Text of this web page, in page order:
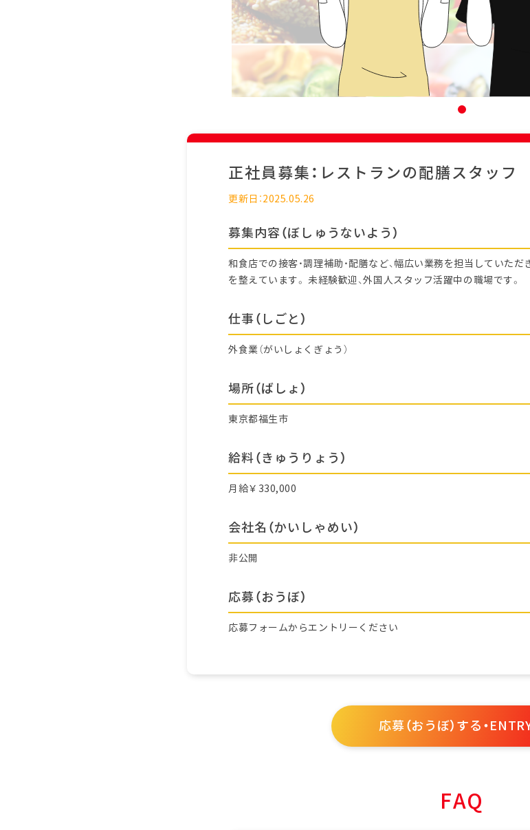
正社員募集：レストランの配膳スタッフ
更新日：2025.05.26
募集内容（ぼしゅうないよう）
和食店での接客・調理補助・配膳など、幅広い業務を担当していた
を整えています。 未経験歓迎、外国人スタッフ活躍中の職場です。
仕事（しごと）
外食業（がいしょくぎょう）
場所（ばしょ）
東京都福生市
給料（きゅうりょう）
月給￥330,000
会社名（かいしゃめい）
非公開
応募（おうぼ）
応募フォームからエントリーください
応募（おうぼ）する・
FAQ